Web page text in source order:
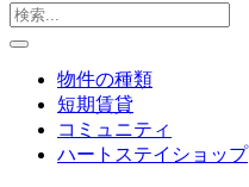
物件の種類
短期賃貸
コミュニティ
ハートステイショップ